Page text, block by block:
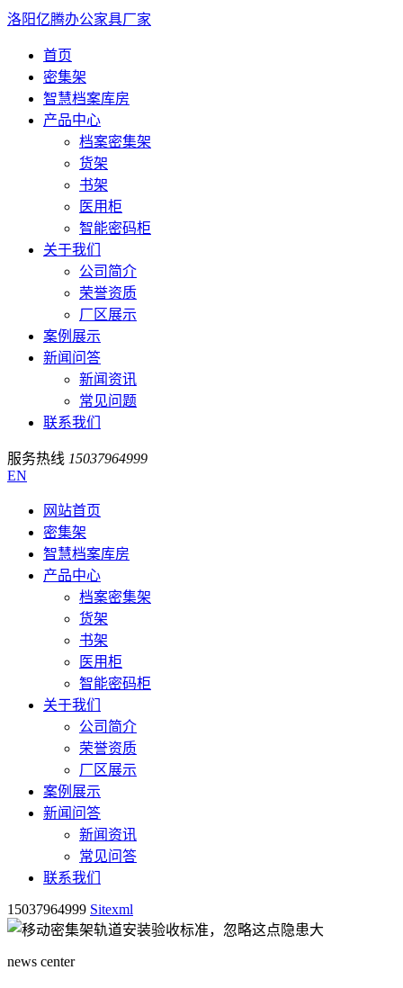
洛阳亿腾办公家具厂家
首页
密集架
智慧档案库房
产品中心
档案密集架
货架
书架
医用柜
智能密码柜
关于我们
公司简介
荣誉资质
厂区展示
案例展示
新闻问答
新闻资讯
常见问题
联系我们
服务热线 15037964999
EN
网站首页
密集架
智慧档案库房
产品中心
档案密集架
货架
书架
医用柜
智能密码柜
关于我们
公司简介
荣誉资质
厂区展示
案例展示
新闻问答
新闻资讯
常见问答
联系我们
15037964999 Sitexml
news center